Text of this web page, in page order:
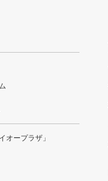
オープラザ」